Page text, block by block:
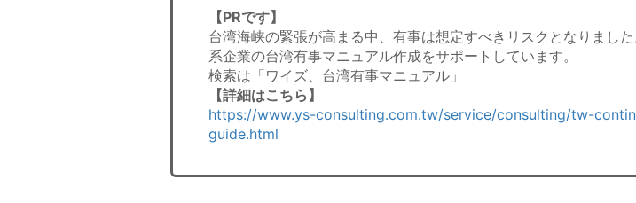
【PRです】
台湾海峡の緊張が高まる中、有事は想定すべきリスクとなりまし
系企業の台湾有事マニュアル作成をサポートしています。
検索は「ワイズ、台湾有事マニュアル」
【詳細はこちら】
https://www.ys-consulting.com.tw/service/consulting/tw-
guide.html